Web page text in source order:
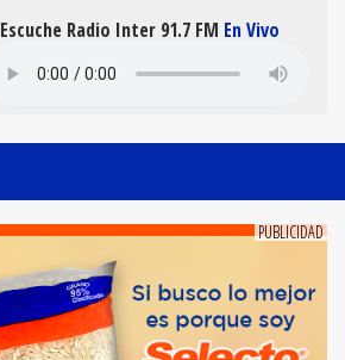
Escuche Radio Inter 91.7 FM En Vivo